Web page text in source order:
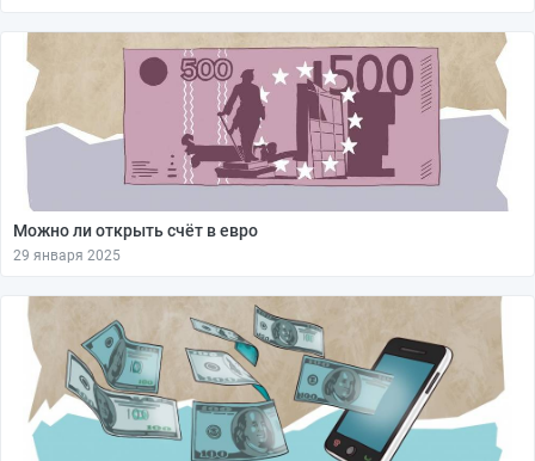
Можно ли открыть счёт в евро
29 января 2025